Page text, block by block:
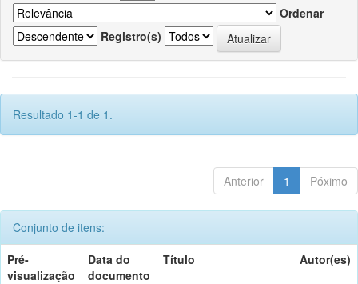
Ordenar
Registro(s)
Resultado 1-1 de 1.
Anterior 1 Póximo
Conjunto de itens:
Pré-
visualização
Data do
documento
Título Autor(es)